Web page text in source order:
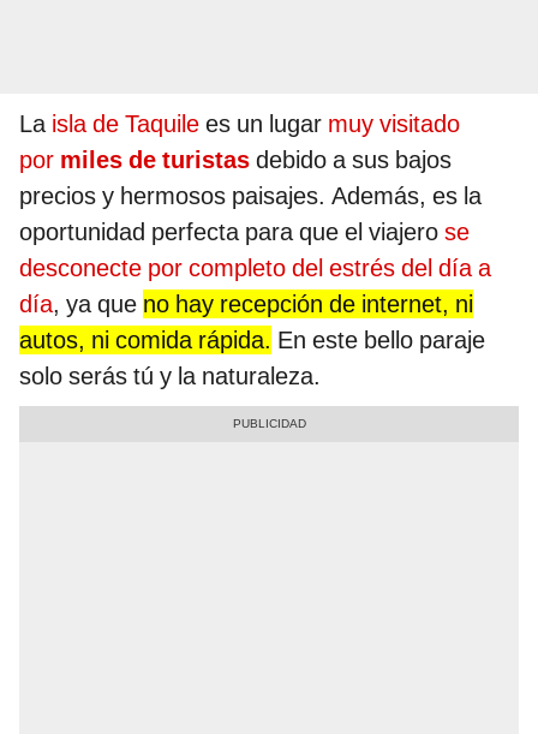
Laisla de Taquile es un lugar muy visitado
por miles de turistas debido a sus bajos
precios y hermosos paisajes. Además, es la
oportunidad perfecta para que el viajero se
desconecte por completo del estrés del día a
día, ya que no hay recepción de internet, ni
autos, ni comida rápida. En este bello paraje
solo serás tú y la naturaleza.